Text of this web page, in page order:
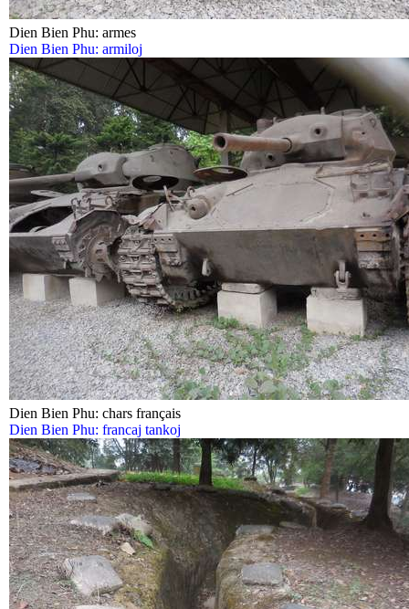
Dien Bien Phu: armes
Dien Bien Phu: armiloj
Dien Bien Phu: chars français
Dien Bien Phu: francaj tankoj